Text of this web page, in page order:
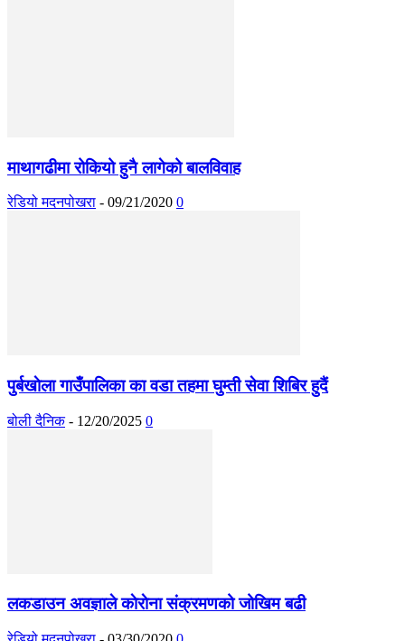
माथागढीमा रोकियो हुनै लागेको बालविवाह
रेडियो मदनपोखरा - 09/21/2020 0
पुर्बखाेला गाउँपालिका का वडा तहमा घुम्ती सेवा शिबिर हुदैं
बोली दैनिक - 12/20/2025 0
लकडाउन अवज्ञाले काेराेना संक्रमणको जोखिम बढी